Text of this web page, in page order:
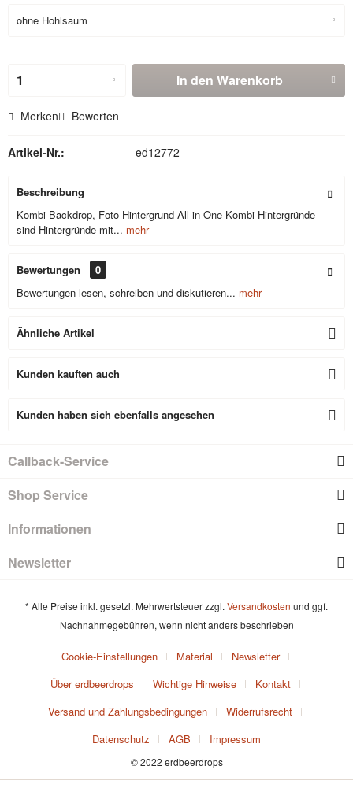
In den Warenkorb
Merken Bewerten
Artikel-Nr.: ed12772
Beschreibung
Kombi-Backdrop, Foto Hintergrund All-in-One Kombi-Hintergründe
sind Hintergründe mit... mehr
Bewertungen
0
Bewertungen lesen, schreiben und diskutieren... mehr
Ähnliche Artikel
Kunden kauften auch
Kunden haben sich ebenfalls angesehen
Callback-Service
Shop Service
Informationen
Newsletter
* Alle Preise inkl. gesetzl. Mehrwertsteuer zzgl. Versandkosten und ggf.
Nachnahmegebühren, wenn nicht anders beschrieben
Cookie-Einstellungen Material
Newsletter
Über erdbeerdrops
Wichtige Hinweise
Kontakt
Versand und Zahlungsbedingungen
Widerrufsrecht
Datenschutz
AGB Impressum
© 2022 erdbeerdrops